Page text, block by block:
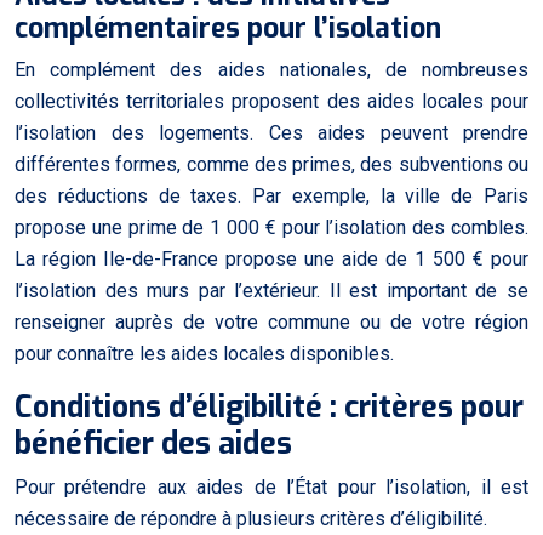
complémentaires pour l’isolation
En complément des aides nationales, de nombreuses
collectivités territoriales proposent des aides locales pour
l’isolation des logements. Ces aides peuvent prendre
différentes formes, comme des primes, des subventions ou
des réductions de taxes. Par exemple, la ville de Paris
propose une prime de 1 000 € pour l’isolation des combles.
La région Ile-de-France propose une aide de 1 500 € pour
l’isolation des murs par l’extérieur. Il est important de se
renseigner auprès de votre commune ou de votre région
pour connaître les aides locales disponibles.
Conditions d’éligibilité : critères pour
bénéficier des aides
Pour prétendre aux aides de l’État pour l’isolation, il est
nécessaire de répondre à plusieurs critères d’éligibilité.